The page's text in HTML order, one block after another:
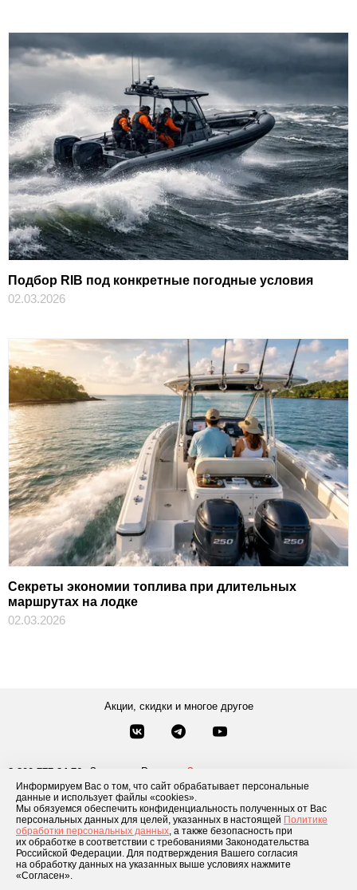
Информируем Вас о том, что сайт обрабатывает персональные
данные и использует файлы «cookies».
Мы обязуемся обеспечить конфиденциальность полученных от Вас
персональных данных для целей, указанных в настоящей Политике
обработки персональных данных, а также безопасность при
их обработке в соответствии с требованиями Законодательства
Российской Федерации. Для подтверждения Вашего согласия
на обработку данных на указанных выше условиях нажмите
«Согласен».
Подбор RIB под конкретные погодные условия
02.03.2026
Секреты экономии топлива при длительных
маршрутах на лодке
02.03.2026
Акции, скидки и многое другое
8-800-777-84-76 Звонки по России
Заказать звонок
8 495 181-69-06
Москва
Каталог товаров О компании Доставка и оплата Блог
Условия рассрочки
Контакты